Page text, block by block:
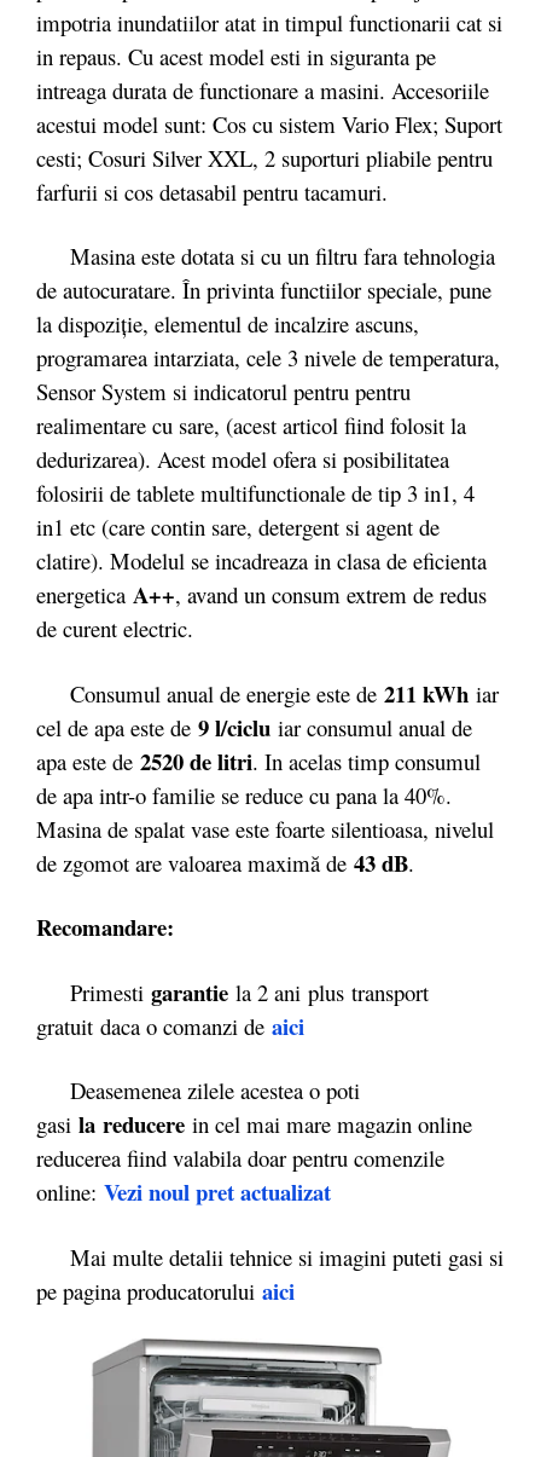
impotria inundatiilor atat in timpul functionarii cat si
in repaus. Cu acest model esti in siguranta pe
intreaga durata de functionare a masini. Accesoriile
acestui model sunt: Cos cu sistem Vario Flex; Suport
cesti; Cosuri Silver XXL, 2 suporturi pliabile pentru
farfurii si cos detasabil pentru tacamuri.
Masina este dotata si cu un filtru fara tehnologia
de autocuratare. În privinta functiilor speciale, pune
la dispoziţie, elementul de incalzire ascuns,
programarea intarziata, cele 3 nivele de temperatura,
Sensor System si indicatorul pentru pentru
realimentare cu sare, (acest articol fiind folosit la
dedurizarea). Acest model ofera si posibilitatea
folosirii de tablete multifunctionale de tip 3 in1, 4
in1 etc (care contin sare, detergent si agent de
clatire). Modelul se incadreaza in clasa de eficienta
energetica A++, avand un consum extrem de redus
de curent electric.
Consumul anual de energie este de 211 kWh iar
cel de apa este de 9 l/ciclu iar consumul anual de
apa este de 2520 de litri. In acelas timp consumul
de apa intr-o familie se reduce cu pana la 40%.
Masina de spalat vase este foarte silentioasa, nivelul
de zgomot are valoarea maximă de 43 dB.
Recomandare:
Primesti garantie la 2 ani plus transport
gratuit daca o comanzi de aici
Deasemenea zilele acestea o poti
gasi la reducere in cel mai mare magazin online
reducerea fiind valabila doar pentru comenzile
online: Vezi noul pret actualizat
Mai multe detalii tehnice si imagini puteti gasi si
pe pagina producatorului aici